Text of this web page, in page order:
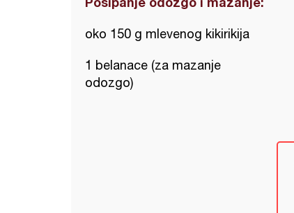
oko 150 g mlevenog kikirikija
1 belanace (za mazanje
odozgo)